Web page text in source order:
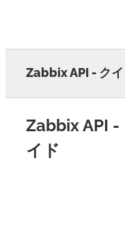
Zabbix API - ク
Zabbix API -
イド